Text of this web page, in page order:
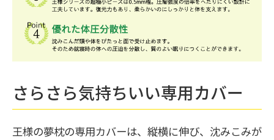
さらさら気持ちいい専用カバー
王様の夢枕の専用カバーは、縦横に伸び、沈みこみが